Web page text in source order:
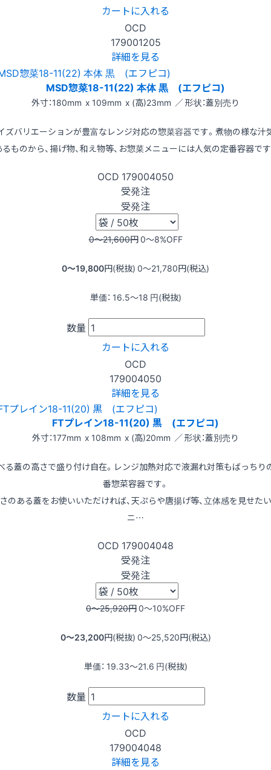
カートに入れる
OCD
179001205
詳細を見る
MSD惣菜18-11(22) 本体 黒 (エフピコ)
外寸：180mm x 109mm x (高)23mm ／ 形状：蓋別売り
ズバリエーションが豊富なレンジ対応の惣菜容器です。煮物の様な汁
ものから、揚げ物、和え物等、お惣菜メニューには人気の定番容器で
OCD 179004050
受発注
受発注
0〜21,600円0〜8%OFF
0〜19,800円(税抜) 0〜21,780円(税込)
単価： 16.5〜18 円(税抜)
数量
カートに入れる
OCD
179004050
詳細を見る
FTプレイン18-11(20) 黒 (エフピコ)
外寸：177mm x 108mm x (高)20mm ／ 形状：蓋別売り
る蓋の高さで盛り付け自在。レンジ加熱対応で液漏れ対策もばっちり
番惣菜容器です。
のある蓋をお使いいただければ、天ぷらや唐揚げ等、立体感を見せた
ニ…
OCD 179004048
受発注
受発注
0〜25,920円0〜10%OFF
0〜23,200円(税抜) 0〜25,520円(税込)
単価： 19.33〜21.6 円(税抜)
数量
カートに入れる
OCD
179004048
詳細を見る